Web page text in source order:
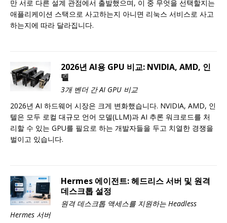
만 서로 다른 설계 관점에서 출발했으며, 이 중 무엇을 선택할지는
애플리케이션 스택으로 사고하는지 아니면 리눅스 서비스로 사고
하는지에 따라 달라집니다.
2026년 AI용 GPU 비교: NVIDIA, AMD, 인
텔
3개 벤더 간 AI GPU 비교
2026년 AI 하드웨어 시장은 크게 변화했습니다. NVIDIA, AMD, 인
텔은 모두 로컬 대규모 언어 모델(LLM)과 AI 추론 워크로드를 처
리할 수 있는 GPU를 필요로 하는 개발자들을 두고 치열한 경쟁을
벌이고 있습니다.
Hermes 에이전트: 헤드리스 서버 및 원격
데스크톱 설정
원격 데스크톱 액세스를 지원하는 Headless
Hermes 서버